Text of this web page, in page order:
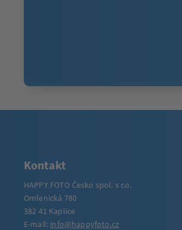
Kontakt
HAPPY FOTO Česko spol. s r.o.
Omlenická 780
382 41 Kaplice
E-mail: info@happyfoto.cz